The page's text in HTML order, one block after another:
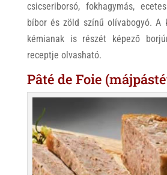
csicseriborsó, fokhagymás,
bíbor és zöld színű olívabogyó. A
kémianak is részét képező
receptje olvasható.
Pâté de Foie